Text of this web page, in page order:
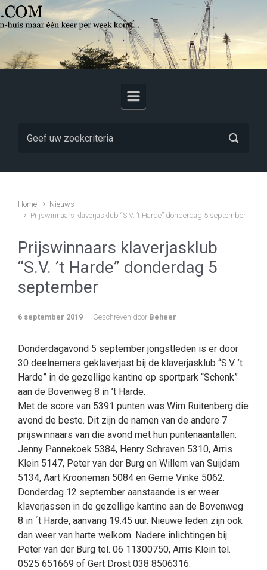
Skip to main content
Home
Nieuws
Prijswinnaars klaverjasklub “S.V. ’t Harde” donderdag 5 september
Prijswinnaars klaverjasklub
“S.V. ’t Harde” donderdag 5
september
6 september 2019 Geschreven door Beheer
Donderdagavond 5 september jongstleden is er door
30 deelnemers geklaverjast bij de klaverjasklub “S.V. ’t
Harde” in de gezellige kantine op sportpark “Schenk”
aan de Bovenweg 8 in ’t Harde.
Met de score van 5391 punten was Wim Ruitenberg die
avond de beste. Dit zijn de namen van de andere 7
prijswinnaars van die avond met hun puntenaantallen:
Jenny Pannekoek 5384, Henry Schraven 5310, Arris
Klein 5147, Peter van der Burg en Willem van Suijdam
5134, Aart Krooneman 5084 en Gerrie Vinke 5062.
Donderdag 12 september aanstaande is er weer
klaverjassen in de gezellige kantine aan de Bovenweg
8 in ´t Harde, aanvang 19.45 uur. Nieuwe leden zijn ook
dan weer van harte welkom. Nadere inlichtingen bij
Peter van der Burg tel. 06 11300750, Arris Klein tel.
0525 651669 of Gert Drost 038 8506316.